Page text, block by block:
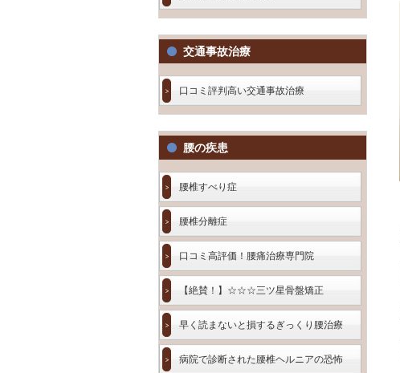
交通事故治療
口コミ評判高い交通事故治療
腰の疾患
腰椎すべり症
腰椎分離症
口コミ高評価！腰痛治療専門院
【絶賛！】☆☆☆三ツ星骨盤矯正
早く読まないと損するぎっくり腰治療
病院で診断された腰椎ヘルニアの恐怖